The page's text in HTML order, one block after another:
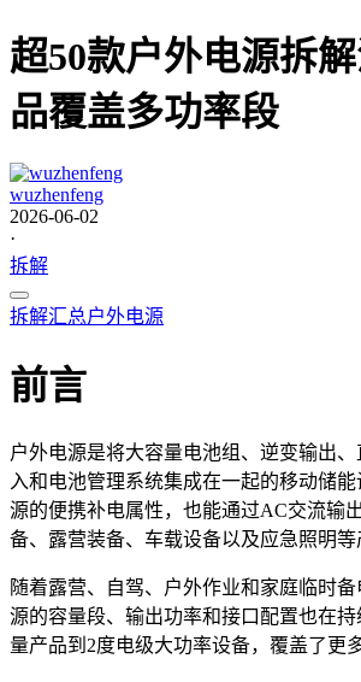
超50款户外电源拆
品覆盖多功率段
wuzhenfeng
2026-06-02
·
拆解
拆解汇总户外电源
前言
户外电源是将大容量电池组、逆变输出
入和电池管理系统集成在一起的移动储
源的便携补电属性，也能通过AC交流输
备、露营装备、车载设备以及应急照明等
随着露营、自驾、户外作业和家庭临时
源的容量段、输出功率和接口配置也在
量产品到2度电级大功率设备，覆盖了更